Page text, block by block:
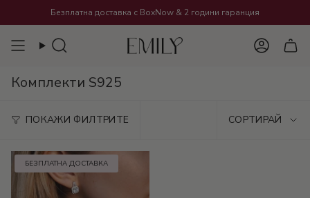
Преминете
към
съдържанието
Безплатна доставка с BoxNow & 2 години гаранция
Търсене Акаунт
Комплекти S925
ПОКАЖИ ФИЛТРИТЕ СОРТИРАЙ
БЕЗПЛАТНА ДОСТАВКА